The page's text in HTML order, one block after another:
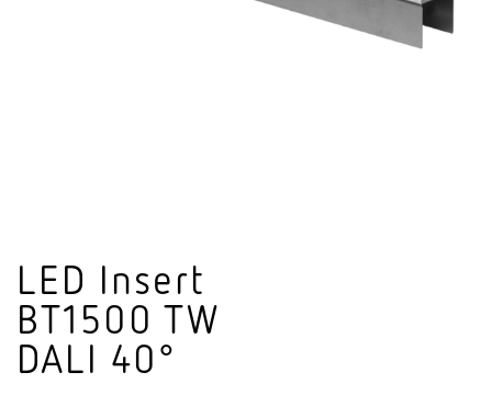
LED Insert
BT1500 TW
DALI 40°